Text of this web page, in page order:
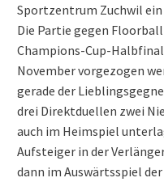
Sportzentrum Zuchwil
Die Partie gegen
Champions-Cup-
November vorgezogen
gerade der
drei Direktduellen zwei
auch im Heimspiel
Aufsteiger in der
dann im Auswärtsspiel